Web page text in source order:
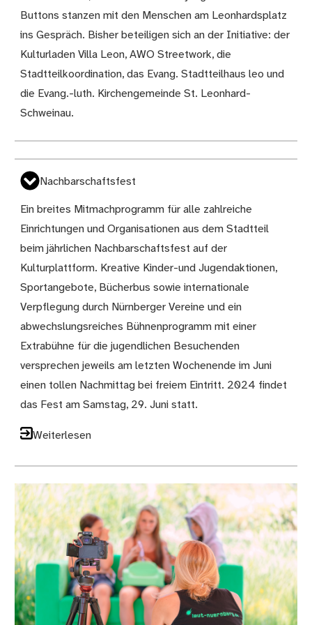
Buttons stanzen mit den Menschen am Leonhardsplatz
ins Gespräch. Bisher beteiligen sich an der Initiative: der
Kulturladen Villa Leon, AWO Streetwork, die
Stadtteilkoordination, das Evang. Stadtteilhaus leo und
die Evang.-luth. Kirchengemeinde St. Leonhard-
Schweinau.
Nachbarschaftsfest
Ein breites Mitmachprogramm für alle zahlreiche
Einrichtungen und Organisationen aus dem Stadtteil
beim jährlichen Nachbarschaftsfest auf der
Kulturplattform. Kreative Kinder-und Jugendaktionen,
Sportangebote, Bücherbus sowie internationale
Verpflegung durch Nürnberger Vereine und ein
abwechslungsreiches Bühnenprogramm mit einer
Extrabühne für die jugendlichen Besuchenden
versprechen jeweils am letzten Wochenende im Juni
einen tollen Nachmittag bei freiem Eintritt. 2024 findet
das Fest am Samstag, 29. Juni statt.
Weiterlesen